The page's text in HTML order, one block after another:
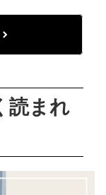
読まれ